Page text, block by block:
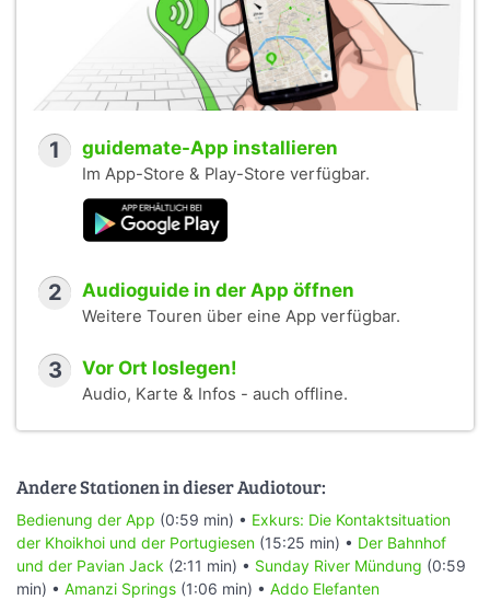
1 guidemate-App installieren
Im App-Store & Play-Store verfügbar.
2 Audioguide in der App öffnen
Weitere Touren über eine App verfügbar.
3 Vor Ort loslegen!
Audio, Karte & Infos - auch offline.
Andere Stationen in dieser Audiotour:
Bedienung der App (0:59 min) • Exkurs: Die Kontaktsituation
der Khoikhoi und der Portugiesen (15:25 min) • Der Bahnhof
und der Pavian Jack (2:11 min) • Sunday River Mündung (0:59
min) • Amanzi Springs (1:06 min) • Addo Elefanten